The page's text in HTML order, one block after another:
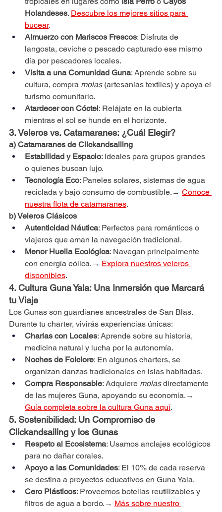
Holandeses. Descubre los mejores sitios para
bucear.
Almuerzo con Mariscos Frescos: Disfruta de
langosta, ceviche o pescado capturado ese mismo
día por pescadores locales.
Visita a una Comunidad Guna: Aprende sobre su
cultura, compra molas (artesanías textiles) y apoya el
turismo comunitario.
Atardecer con Cóctel: Relájate en la cubierta
mientras el sol se hunde en el horizonte.
3. Veleros vs. Catamaranes: ¿Cuál Elegir?
a) Catamaranes de Clickandsailing
Estabilidad y Espacio: Ideales para grupos grandes
o quienes buscan lujo.
Tecnología Eco: Paneles solares, sistemas de agua
reciclada y bajo consumo de combustible.→ Conoce
nuestra flota de catamaranes.
b) Veleros Clásicos
Autenticidad Náutica: Perfectos para románticos o
viajeros que aman la navegación tradicional.
Menor Huella Ecológica: Navegan principalmente
con energía eólica.→ Explora nuestros veleros
disponibles.
4. Cultura Guna Yala: Una Inmersión que Marcará
tu Viaje
Los Gunas son guardianes ancestrales de San Blas.
Durante tu charter, vivirás experiencias únicas:
Charlas con Locales: Aprende sobre su historia,
medicina natural y lucha por la autonomía.
Noches de Folclore: En algunos charters, se
organizan danzas tradicionales en islas habitadas.
Compra Responsable: Adquiere molas directamente
de las mujeres Guna, apoyando su economía.→
Guía completa sobre la cultura Guna aquí.
5. Sostenibilidad: Un Compromiso de
Clickandsailing y los Gunas
Respeto al Ecosistema: Usamos anclajes ecológicos
para no dañar corales.
Apoyo a las Comunidades: El 10% de cada reserva
se destina a proyectos educativos en Guna Yala.
Cero Plásticos: Proveemos botellas reutilizables y
filtros de agua a bordo.→ Más sobre nuestro